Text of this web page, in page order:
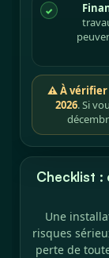
✓
⚠ À vérifier
2026. Si
Checklist :
Une
risques
perte de